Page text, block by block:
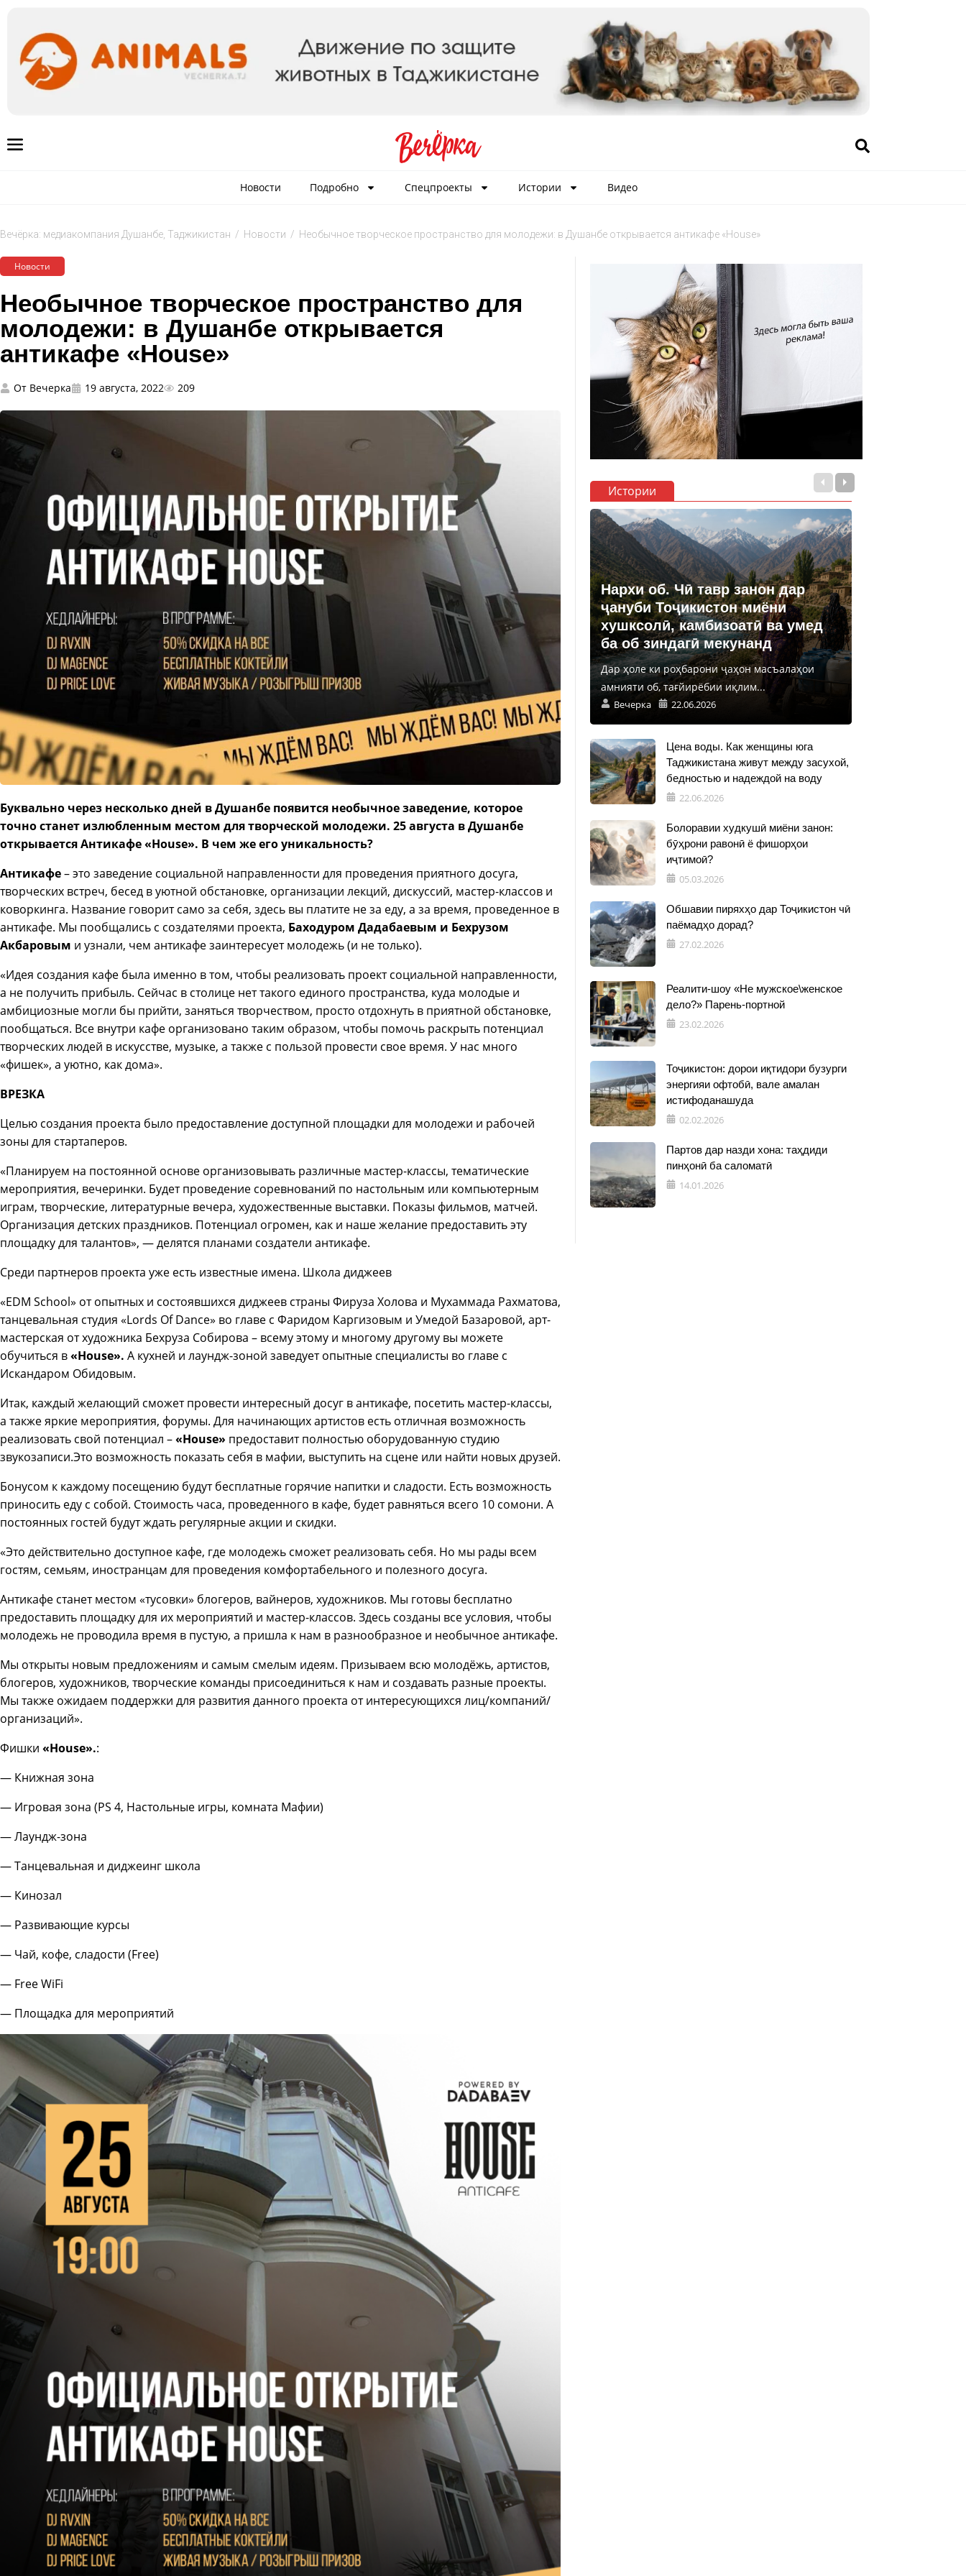
Новости Подробно Спецпроекты Истории Видео
Вечёрка: медиакомпания Душанбе, Таджикистан / Новости / Необычное творческое пространство для молодежи: в Душанбе открывается антикафе «House»
Новости
Необычное творческое пространство для
молодежи: в Душанбе открывается
антикафе «House»
От Вечерка 19 августа, 2022 209
Буквально через несколько дней в Душанбе появится необычное заведение, которое
точно станет излюбленным местом для творческой молодежи. 25 августа в Душанбе
открывается Антикафе «House». В чем же его уникальность?
Антикафе– это заведение социальной направленности для проведения приятного досуга,
творческих встреч, бесед в уютной обстановке, организации лекций, дискуссий, мастер-классов и
коворкинга. Название говорит само за себя, здесь вы платите не за еду, а за время, проведенное в
антикафе. Мы пообщались с создателями проекта, Баходуром Дадабаевым и Бехрузом
Акбаровым и узнали, чем антикафе заинтересует молодежь (и не только).
«Идея создания кафе была именно в том, чтобы реализовать проект социальной направленности,
а не получить прибыль. Сейчас в столице нет такого единого пространства, куда молодые и
амбициозные могли бы прийти, заняться творчеством, просто отдохнуть в приятной обстановке,
пообщаться. Все внутри кафе организовано таким образом, чтобы помочь раскрыть потенциал
творческих людей в искусстве, музыке, а также с пользой провести свое время. У нас много
«фишек», а уютно, как дома».
ВРЕЗКА
Целью создания проекта было предоставление доступной площадки для молодежи и рабочей
зоны для стартаперов.
«Планируем на постоянной основе организовывать различные мастер-классы, тематические
мероприятия, вечеринки. Будет проведение соревнований по настольным или компьютерным
играм, творческие, литературные вечера, художественные выставки. Показы фильмов, матчей.
Организация детских праздников. Потенциал огромен, как и наше желание предоставить эту
площадку для талантов», — делятся планами создатели антикафе.
Среди партнеров проекта уже есть известные имена. Школа диджеев
«EDM School» от опытных и состоявшихся диджеев страны Фируза Холова и Мухаммада Рахматова,
танцевальная студия «Lords Of Dance» во главе с Фаридом Каргизовым и Умедой Базаровой, арт-
мастерская от художника Бехруза Собирова – всему этому и многому другому вы можете
обучиться в«House». А кухней и лаундж-зоной заведует опытные специалисты во главе с
Искандаром Обидовым.
Итак, каждый желающий сможет провести интересный досуг в антикафе, посетить мастер-классы,
а также яркие мероприятия, форумы. Для начинающих артистов есть отличная возможность
реализовать свой потенциал –«House» предоставит полностью оборудованную студию
звукозаписи.Это возможность показать себя в мафии, выступить на сцене или найти новых друзей.
Бонусом к каждому посещению будут бесплатные горячие напитки и сладости. Есть возможность
приносить еду с собой. Стоимость часа, проведенного в кафе, будет равняться всего 10 сомони. А
постоянных гостей будут ждать регулярные акции и скидки.
«Это действительно доступное кафе, где молодежь сможет реализовать себя. Но мы рады всем
гостям, семьям, иностранцам для проведения комфортабельного и полезного досуга.
Антикафе станет местом «тусовки» блогеров, вайнеров, художников. Мы готовы бесплатно
предоставить площадку для их мероприятий и мастер-классов. Здесь созданы все условия, чтобы
молодежь не проводила время в пустую, а пришла к нам в разнообразное и необычное антикафе.
Мы открыты новым предложениям и самым смелым идеям. Призываем всю молодёжь, артистов,
блогеров, художников, творческие команды присоединиться к нам и создавать разные проекты.
Мы также ожидаем поддержки для развития данного проекта от интересующихся лиц/компаний/
организаций».
Фишки «House».:
— Книжная зона
— Игровая зона (PS 4, Настольные игры, комната Мафии)
— Лаундж-зона
— Танцевальная и диджеинг школа
— Кинозал
— Развивающие курсы
— Чай, кофе, сладости (Free)
— Free WiFi
— Площадка для мероприятий
Истории
Нархи об. Чӣ тавр занон дар
ҷануби Тоҷикистон миёни
хушксолӣ, камбизоатӣ ва умед
ба об зиндагӣ мекунанд
Дар ҳоле ки роҳбарони ҷаҳон масъалаҳои
амнияти об, тағйирёбии иқлим...
Вечерка 22.06.2026
Цена воды. Как женщины юга
Таджикистана живут между засухой,
бедностью и надеждой на воду
22.06.2026
Болоравии худкушӣ миёни занон:
бӯҳрони равонӣ ё фишорҳои
иҷтимоӣ?
05.03.2026
Обшавии пиряхҳо дар Тоҷикистон чӣ
паёмадҳо дорад?
27.02.2026
Реалити-шоу «Не мужское\женское
дело?» Парень-портной
23.02.2026
Тоҷикистон: дорои иқтидори бузурги
энергияи офтобӣ, вале амалан
истифоданашуда
02.02.2026
Партов дар назди хона: таҳдиди
пинҳонӣ ба саломатӣ
14.01.2026